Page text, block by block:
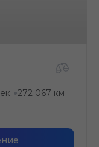
●272 067 км